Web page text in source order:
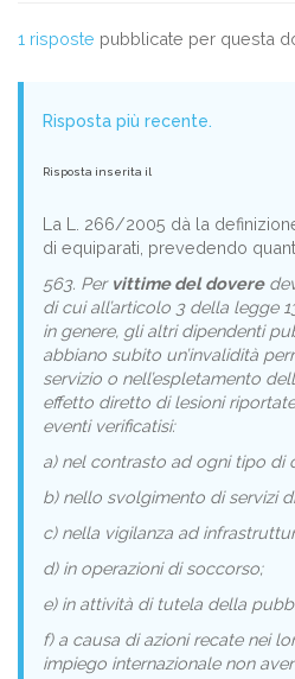
1 risposte pubblicate per questa
Risposta più recente.
Risposta inserita il
La L. 266/2005 dà la
di equiparati, prevedendo
563. Per vittime del dovere
di cui all’articolo 3 della legge
in genere, gli altri dipendenti
abbiano subito un’invalidità
servizio o nell’espletamento
effetto diretto di lesioni
eventi verificatisi:
a) nel contrasto ad ogni tipo di
b) nello svolgimento di servizi
c) nella vigilanza ad
d) in operazioni di soccorso;
e) in attività di tutela della
f) a causa di azioni recate nei
impiego internazionale non